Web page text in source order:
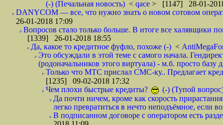
(-) (Печальная новость) < qace > [1147] 28-01-
DANYCOM — все, что нужно знать о новом сотовом
26-01-2018 17:09
Вопросов стало только больше. В итоге все халявщики
[1339] 26-01-2018 18:55
Да, какое то кредитное фуфло, похоже (-) <
Это обсуждали в этой теме с самого начала.
(родоначальников этого виртуала) - м.б. просто
Только что МТС прислал СМС-ку.. Предлагает
[1235] 09-02-2018 17:32
Чем плохи быстрые кредиты?
(-) (Тупой
Да почти ничем, кроме как скорость
легко превратиться в нечто неподъёмное, если
В подписанном договоре с оператором есть